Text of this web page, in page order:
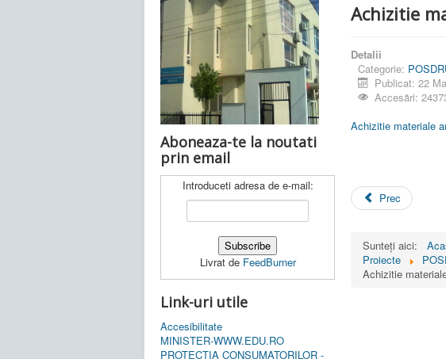
Aboneaza-te la noutati
prin email
Introduceti adresa de e-mail:
Livrat de FeedBurner
Link-uri utile
Accesibilitate
MINISTER-WWW.EDU.RO
PROTECȚIA CONSUMATORILOR -
Achizitie
Detalii
Categorie:
Publicat: 22
Accesări:
Achizitie materiale
Prec
Sunteți aici:
Proiecte
Achizitie